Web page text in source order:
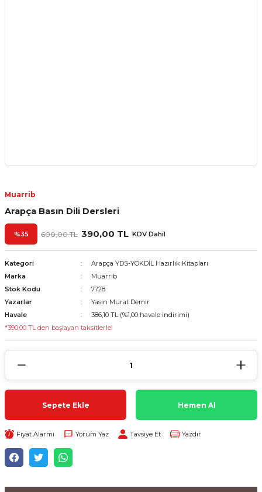
Muarrib
Arapça Basın Dili Dersleri
%35 600,00 TL 390,00 TL KDV Dahil
Kategori
Arapça YDS-YÖKDİL Hazırlık Kitapları
Marka
Muarrib
Stok Kodu
7728
Yazarlar
Yasin Murat Demir
Havale
386,10 TL (%1,00 havale indirimi)
*390,00 TL den başlayan taksitlerle!
Sepete Ekle Hemen Al
Fiyat Alarmı Yorum Yaz Tavsiye Et Yazdır